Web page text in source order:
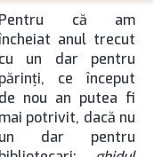
Pentru că am
anul trecut
cu un dar pentru
părinţi, ce început
de nou an putea fi
mai potrivit, dacă nu
un dar pentru